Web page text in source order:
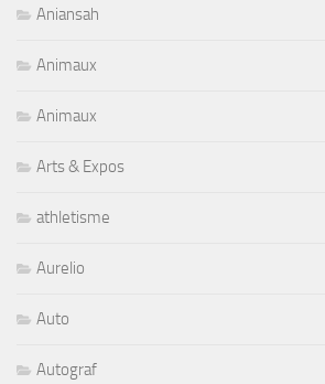
Aniansah
Animaux
Animaux
Arts & Expos
athletisme
Aurelio
Auto
Autograf